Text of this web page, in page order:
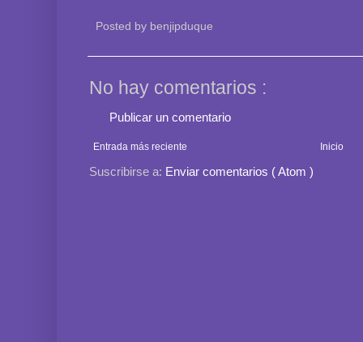
Posted by benjipduque
No hay comentarios :
Publicar un comentario
Entrada más reciente Inicio
Suscribirse a: Enviar comentarios ( Atom )